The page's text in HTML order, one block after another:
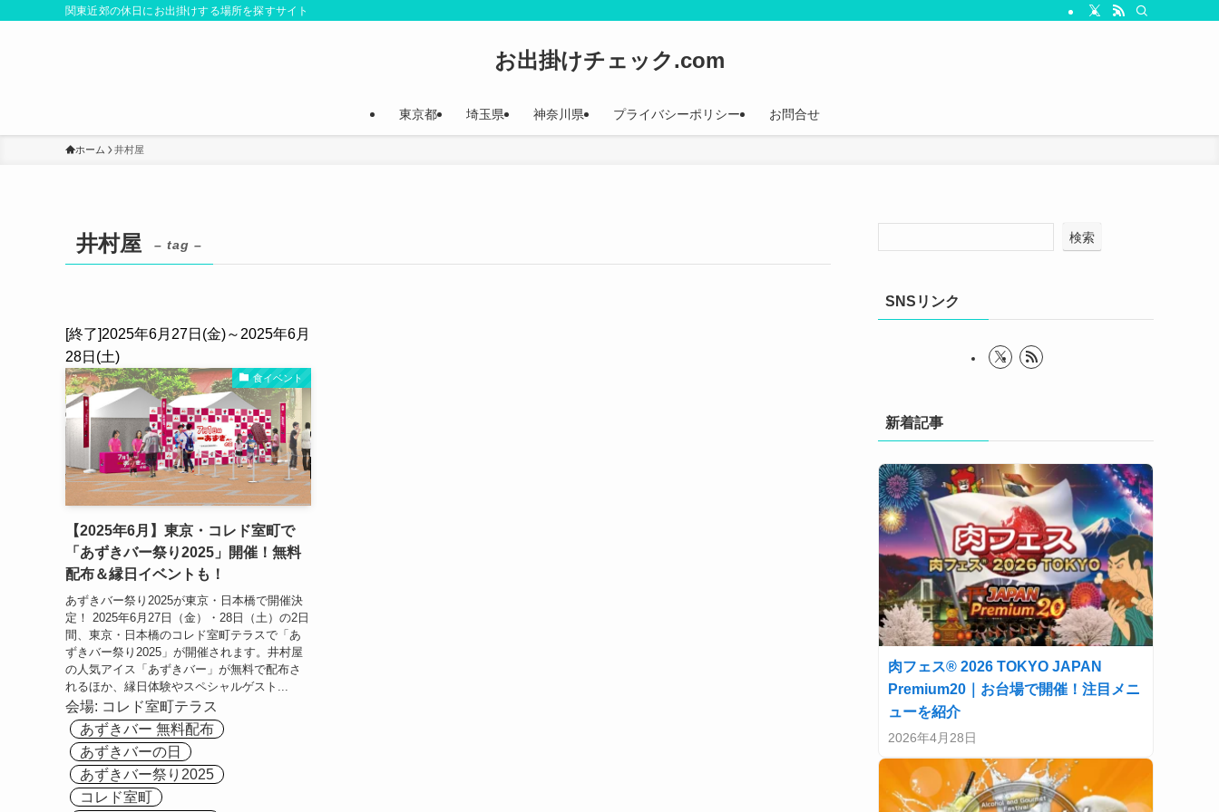
関東近郊の休日にお出掛けする場所を探すサイト
お出掛けチェック.com
東京都 埼玉県 神奈川県 プライバシーポリシー お問合せ
ホーム 井村屋
井村屋 – tag –
[終了]2025年6月27日(金)～2025年6月
28日(土)
食イベント
【2025年6月】東京・コレド室町で
「あずきバー祭り2025」開催！無料
配布＆縁日イベントも！
あずきバー祭り2025が東京・日本橋で開催決
定！ 2025年6月27日（金）・28日（土）の2日
間、東京・日本橋のコレド室町テラスで「あ
ずきバー祭り2025」が開催されます。井村屋
の人気アイス「あずきバー」が無料で配布さ
れるほか、縁日体験やスペシャルゲスト...
会場: コレド室町テラス
あずきバー 無料配布
あずきバーの日
あずきバー祭り2025
コレド室町
検索
SNSリンク
新着記事
肉フェス® 2026 TOKYO JAPAN
Premium20｜お台場で開催！注目メニ
ューを紹介
2026年4月28日